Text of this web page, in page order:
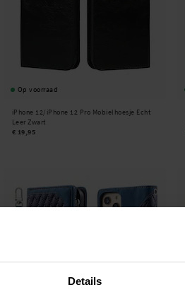
Details
Op voorraad
iPhone 12/iPhone 12 Pro Mobielhoesje Echt
Leer Zwart
€ 19,95